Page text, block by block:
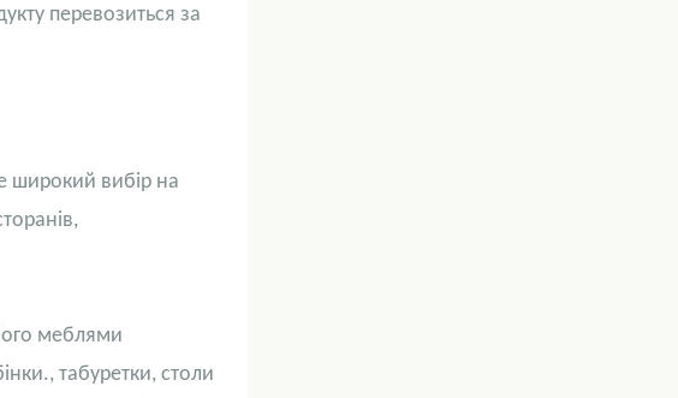
перевозиться за
широкий вибір на
меблями
, табуретки, столи